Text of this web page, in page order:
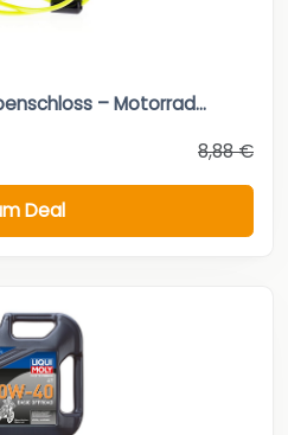
– Motorrad...
8,88 €
Deal